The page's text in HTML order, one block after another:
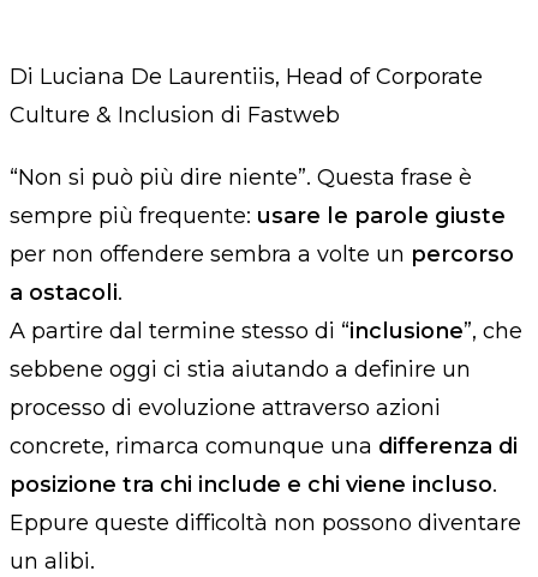
Di Luciana De Laurentiis, Head of Corporate
Culture & Inclusion di Fastweb
“Non si può più dire niente”. Questa frase è
sempre più frequente: usare le parole giuste
per non offendere sembra a volte un percorso
a ostacoli.
A partire dal termine stesso di “inclusione”, che
sebbene oggi ci stia aiutando a definire un
processo di evoluzione attraverso azioni
concrete, rimarca comunque una differenza di
posizione tra chi include e chi viene incluso.
Eppure queste difficoltà non possono diventare
un alibi.